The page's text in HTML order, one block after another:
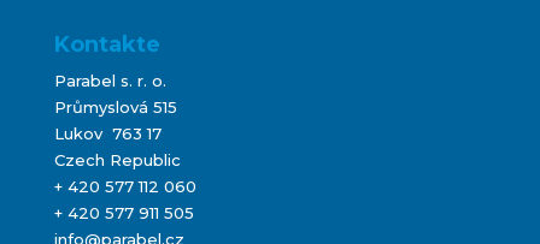
Kontakte
Parabel s. r. o.
Průmyslová 515
Lukov 763 17
Czech Republic
+ 420 577 112 060
+ 420 577 911 505
info@parabel.cz